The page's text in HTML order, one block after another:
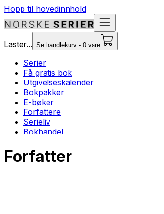
Hopp til hovedinnhold
Laster... Se handlekurv - 0 vare
Serier
Få gratis bok
Utgivelseskalender
Bokpakker
E-bøker
Forfattere
Serieliv
Bokhandel
Forfatter